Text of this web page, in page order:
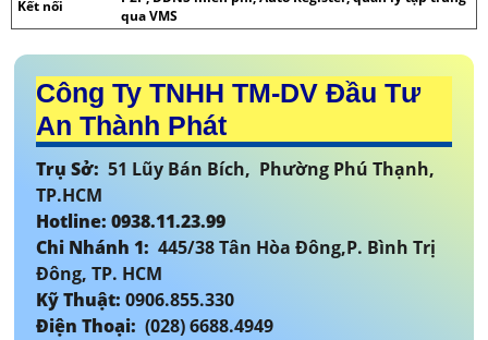
Kết nối
qua VMS
Công Ty TNHH TM-DV Đầu Tư
An Thành Phát
Trụ Sở: 51 Lũy Bán Bích, Phường Phú Thạnh,
TP.HCM
Hotline: 0938.11.23.99
Chi Nhánh 1: 445/38 Tân Hòa Đông,P. Bình Trị
Đông, TP. HCM
Kỹ Thuật: 0906.855.330
Điện Thoại: (028) 6688.4949